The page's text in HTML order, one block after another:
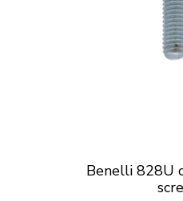
Benelli 828U